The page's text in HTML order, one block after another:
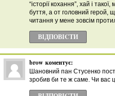
“історії кохання”, хай і
буття, а от головний герой,
читання у мене зовсім
ВІДПОВІCТИ
brow коментує:
Шановний пан Стусенко
зробив би те ж саме. Чи вас